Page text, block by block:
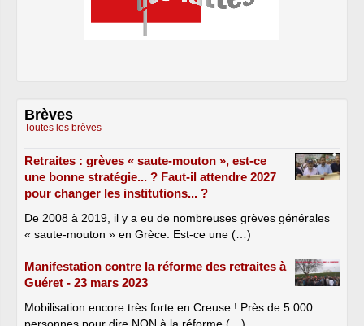
Brèves
Toutes les brèves
Retraites : grèves « saute-mouton », est-ce
une bonne stratégie... ? Faut-il attendre 2027
pour changer les institutions... ?
De 2008 à 2019, il y a eu de nombreuses grèves générales
« saute-mouton » en Grèce. Est-ce une (…)
Manifestation contre la réforme des retraites à
Guéret - 23 mars 2023
Mobilisation encore très forte en Creuse ! Près de 5 000